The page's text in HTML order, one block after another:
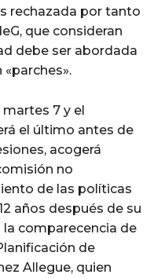
rechazada por tanto
que consideran
debe ser abordada
martes 7 y el
el último antes de
acogerá
no
de las políticas
años después de su
la comparecencia de
de
Allegue, quien